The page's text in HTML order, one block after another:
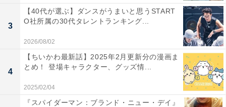
どの声が上がりました。
共に熊本市出身の2人。2016年4月に熊本地震が発生した
際には、同年6月からチャリティートークライブを行う
など故郷の復興支援に尽力しています。
3
【40代が選ぶ】ダンスがうまいと思うSTART
O社所属の30代タレントランキング...
2026/08/02
4
【ちいかわ最新話】2025年2月更新分の漫画ま
とめ！ 登場キャラクター、グッズ情...
2025/02/04
『スパイダーマン：ブランド・ニュー・デイ』